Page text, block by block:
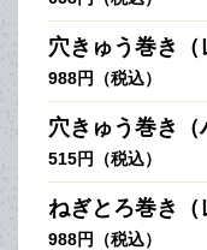
穴きゅう巻き（
988円（税込）
穴きゅう巻き（
515円（税込）
ねぎとろ巻き（
988円（税込）